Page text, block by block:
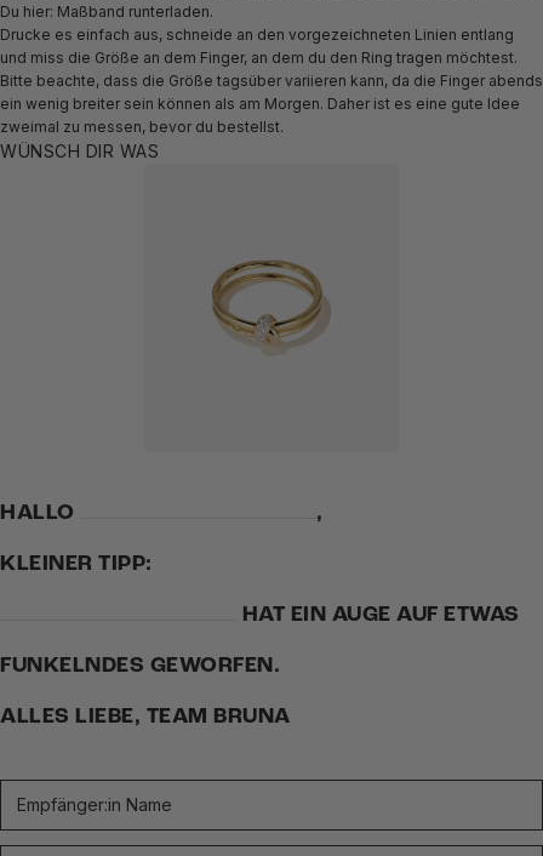
Du hier: Maßband runterladen.
Drucke es einfach aus, schneide an den vorgezeichneten Linien entlang
und miss die Größe an dem Finger, an dem du den Ring tragen möchtest.
Bitte beachte, dass die Größe tagsüber variieren kann, da die Finger abends
ein wenig breiter sein können als am Morgen. Daher ist es eine gute Idee
zweimal zu messen, bevor du bestellst.
WÜNSCH DIR WAS
HALLO ,
KLEINER TIPP:
HAT EIN AUGE AUF ETWAS
FUNKELNDES GEWORFEN.
ALLES LIEBE, TEAM BRUNA